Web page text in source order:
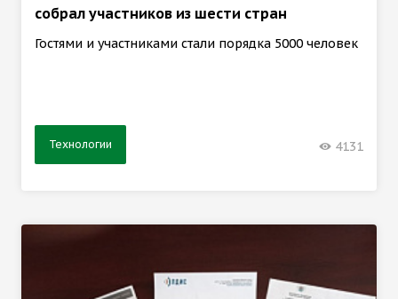
собрал участников из шести стран
Гостями и участниками стали порядка 5000 человек
Технологии 4131